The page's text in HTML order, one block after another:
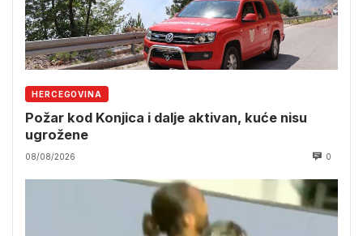
HERCEGOVINA
Požar kod Konjica i dalje aktivan, kuće nisu
ugrožene
08/08/2026 0